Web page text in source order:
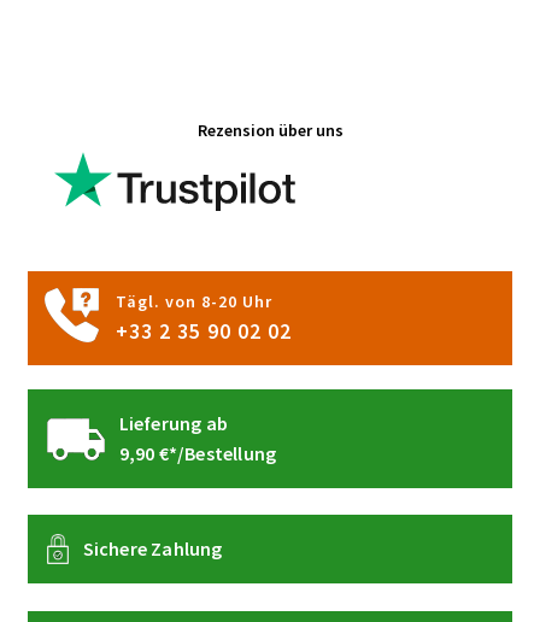
Rezension über uns
Tägl. von 8-20 Uhr
+33 2 35 90 02 02
Lieferung ab
9,90 €*/Bestellung
Sichere Zahlung